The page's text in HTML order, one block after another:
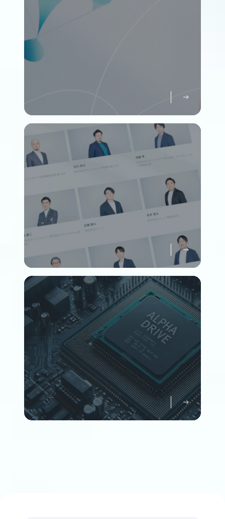
Member